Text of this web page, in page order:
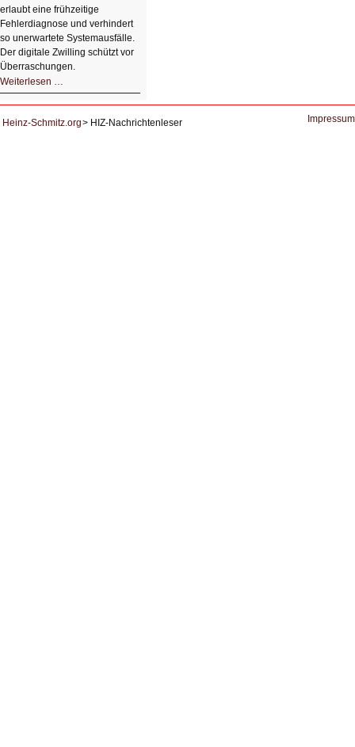
erlaubt eine frühzeitige
Fehlerdiagnose und verhindert
so unerwartete Systemausfälle.
Der digitale Zwilling schützt vor
Überraschungen.
Weiterlesen …
für
Zukunft.
Heinz-Schmitz.org HIZ-Nachrichtenleser Impressum